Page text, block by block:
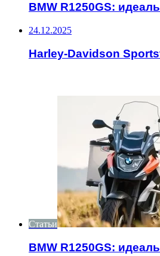
BMW R1250GS:
24.12.2025
Harley-Davidson
Статьи
BMW R1250GS: